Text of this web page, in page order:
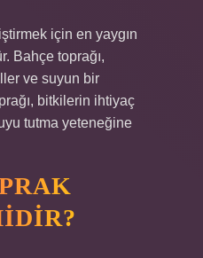
için en yaygın
Bahçe toprağı,
ve suyun bir
bitkilerin ihtiyaç
tutma yeteneğine